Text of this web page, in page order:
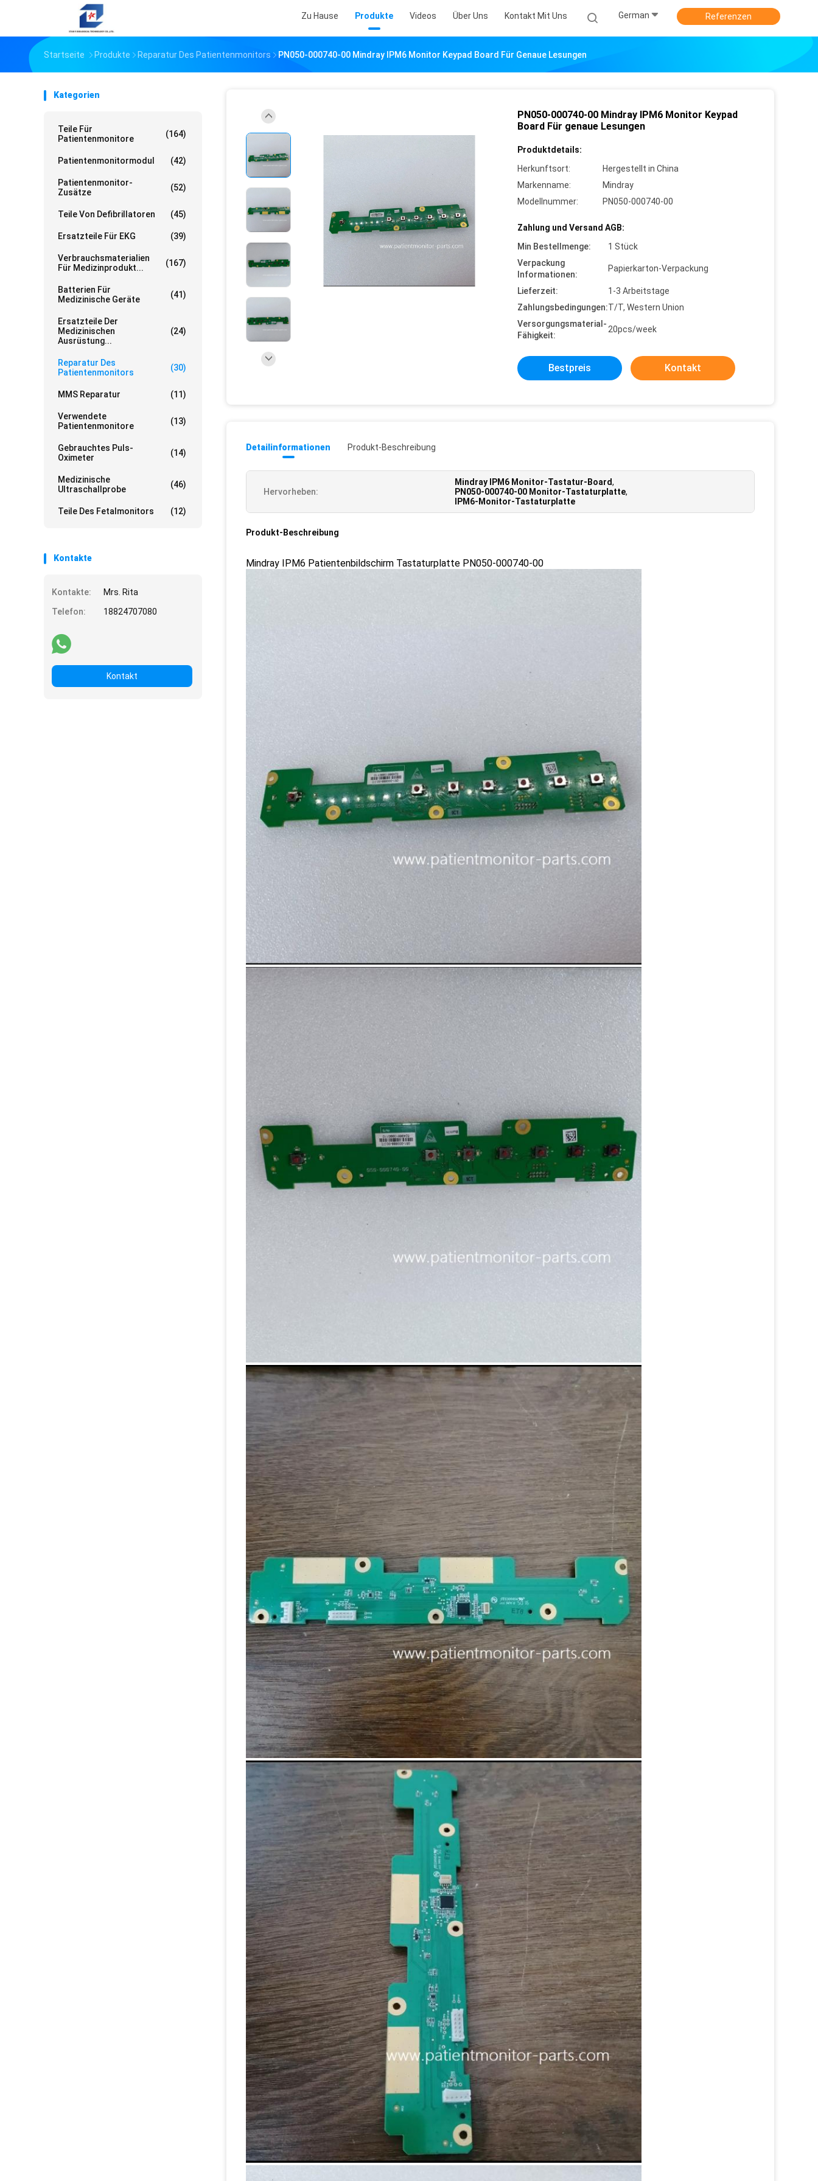
Zu Hause Produkte Videos Über Uns Kontakt Mit Uns German Referenzen
Startseite Produkte Reparatur Des Patientenmonitors PN050-000740-00 Mindray IPM6 Monitor Keypad Board Für Genaue Lesungen
Kategorien
Teile Für
Patientenmonitore
(164)
Patientenmonitormodul (42)
Patientenmonitor-
Zusätze
(52)
Teile Von Defibrillatoren (45)
Ersatzteile Für EKG (39)
Verbrauchsmaterialien
Für Medizinprodukt...
(167)
Batterien Für
Medizinische Geräte
(41)
Ersatzteile Der
Medizinischen
Ausrüstung...
(24)
Reparatur Des
Patientenmonitors
(30)
MMS Reparatur (11)
Verwendete
Patientenmonitore
(13)
Gebrauchtes Puls-
Oximeter
(14)
Medizinische
Ultraschallprobe
(46)
Teile Des Fetalmonitors (12)
Kontakte
Kontakte:
Mrs. Rita
Telefon:
18824707080
Kontakt
PN050-000740-00 Mindray IPM6 Monitor Keypad
Board Für genaue Lesungen
Produktdetails:
Herkunftsort:
Hergestellt in China
Markenname:
Mindray
Modellnummer:
PN050-000740-00
Zahlung und Versand AGB:
Min Bestellmenge:
1 Stück
Verpackung
Informationen:
Papierkarton-Verpackung
Lieferzeit:
1-3 Arbeitstage
Zahlungsbedingungen:T/T, Western Union
Versorgungsmaterial-
Fähigkeit:
20pcs/week
Bestpreis Kontakt
Detailinformationen Produkt-Beschreibung
Hervorheben:
Mindray IPM6 Monitor-Tastatur-Board,
PN050-000740-00 Monitor-Tastaturplatte,
IPM6-Monitor-Tastaturplatte
Produkt-Beschreibung
Mindray IPM6 Patientenbildschirm Tastaturplatte PN050-000740-00